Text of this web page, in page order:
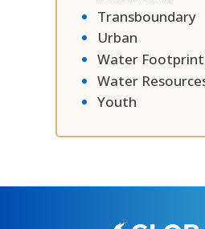
Transboundary
Urban
Water Footprint
Water
Youth